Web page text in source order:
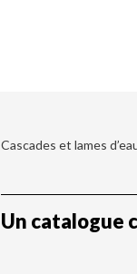
Cascades et lames
Un catalogue